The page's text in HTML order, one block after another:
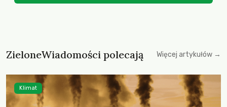
ZieloneWiadomości polecają Więcej artykułów →
Klimat